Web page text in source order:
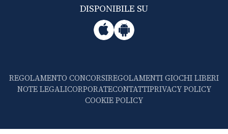
DISPONIBILE SU
REGOLAMENTO CONCORSIREGOLAMENTI GIOCHI LIBERI
NOTE LEGALICORPORATECONTATTIPRIVACY POLICY
COOKIE POLICY